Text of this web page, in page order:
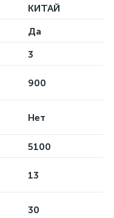
КИТАЙ
Да
3
900
Нет
5100
13
30